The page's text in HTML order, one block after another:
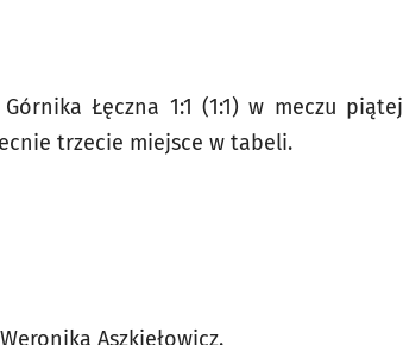
Łęczna 1:1 (1:1) w meczu piątej
trzecie miejsce w tabeli.
Aszkiełowicz.